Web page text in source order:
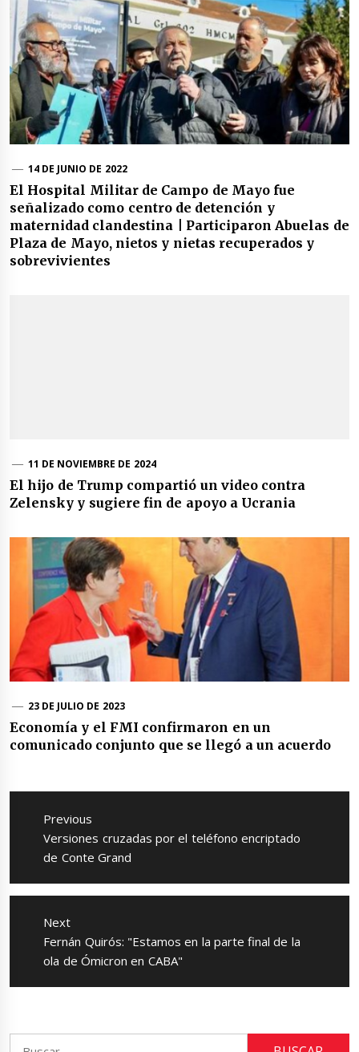
14 DE JUNIO DE 2022
El Hospital Militar de Campo de Mayo fue
señalizado como centro de detención y
maternidad clandestina | Participaron Abuelas de
Plaza de Mayo, nietos y nietas recuperados y
sobrevivientes
11 DE NOVIEMBRE DE 2024
El hijo de Trump compartió un video contra
Zelensky y sugiere fin de apoyo a Ucrania
23 DE JULIO DE 2023
Economía y el FMI confirmaron en un
comunicado conjunto que se llegó a un acuerdo
Navegación
entradas
Previous
Previous
post:
Versiones cruzadas por el teléfono encriptado
de Conte Grand
Next
Next
post:
Fernán Quirós: "Estamos en la parte final de la
ola de Ómicron en CABA"